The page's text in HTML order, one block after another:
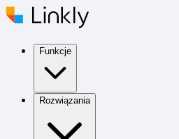
Funkcje
Rozwiązania